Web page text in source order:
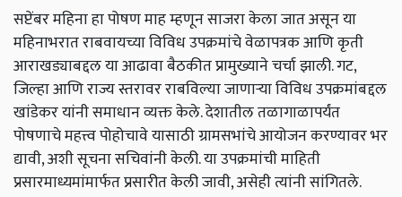
सप्टेंबर महिना हा पोषण माह म्हणून साजरा केला जात असून या
महिनाभरात राबवायच्या विविध उपक्रमांचे वेळापत्रक आणि कृती
आराखड्याबद्दल या आढावा बैठकीत प्रामुख्याने चर्चा झाली. गट,
जिल्हा आणि राज्य स्तरावर राबविल्या जाणाऱ्या विविध उपक्रमांबद्दल
खांडेकर यांनी समाधान व्यक्त केले. देशातील तळागाळापर्यंत
पोषणाचे महत्त्व पोहोचावे यासाठी ग्रामसभांचे आयोजन करण्यावर भर
द्यावी, अशी सूचना सचिवांनी केली. या उपक्रमांची माहिती
प्रसारमाध्यमांमार्फत प्रसारीत केली जावी, असेही त्यांनी सांगितले.